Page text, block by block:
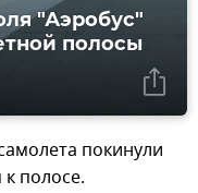
"Аэробус"
полосы
покинули
полосе.